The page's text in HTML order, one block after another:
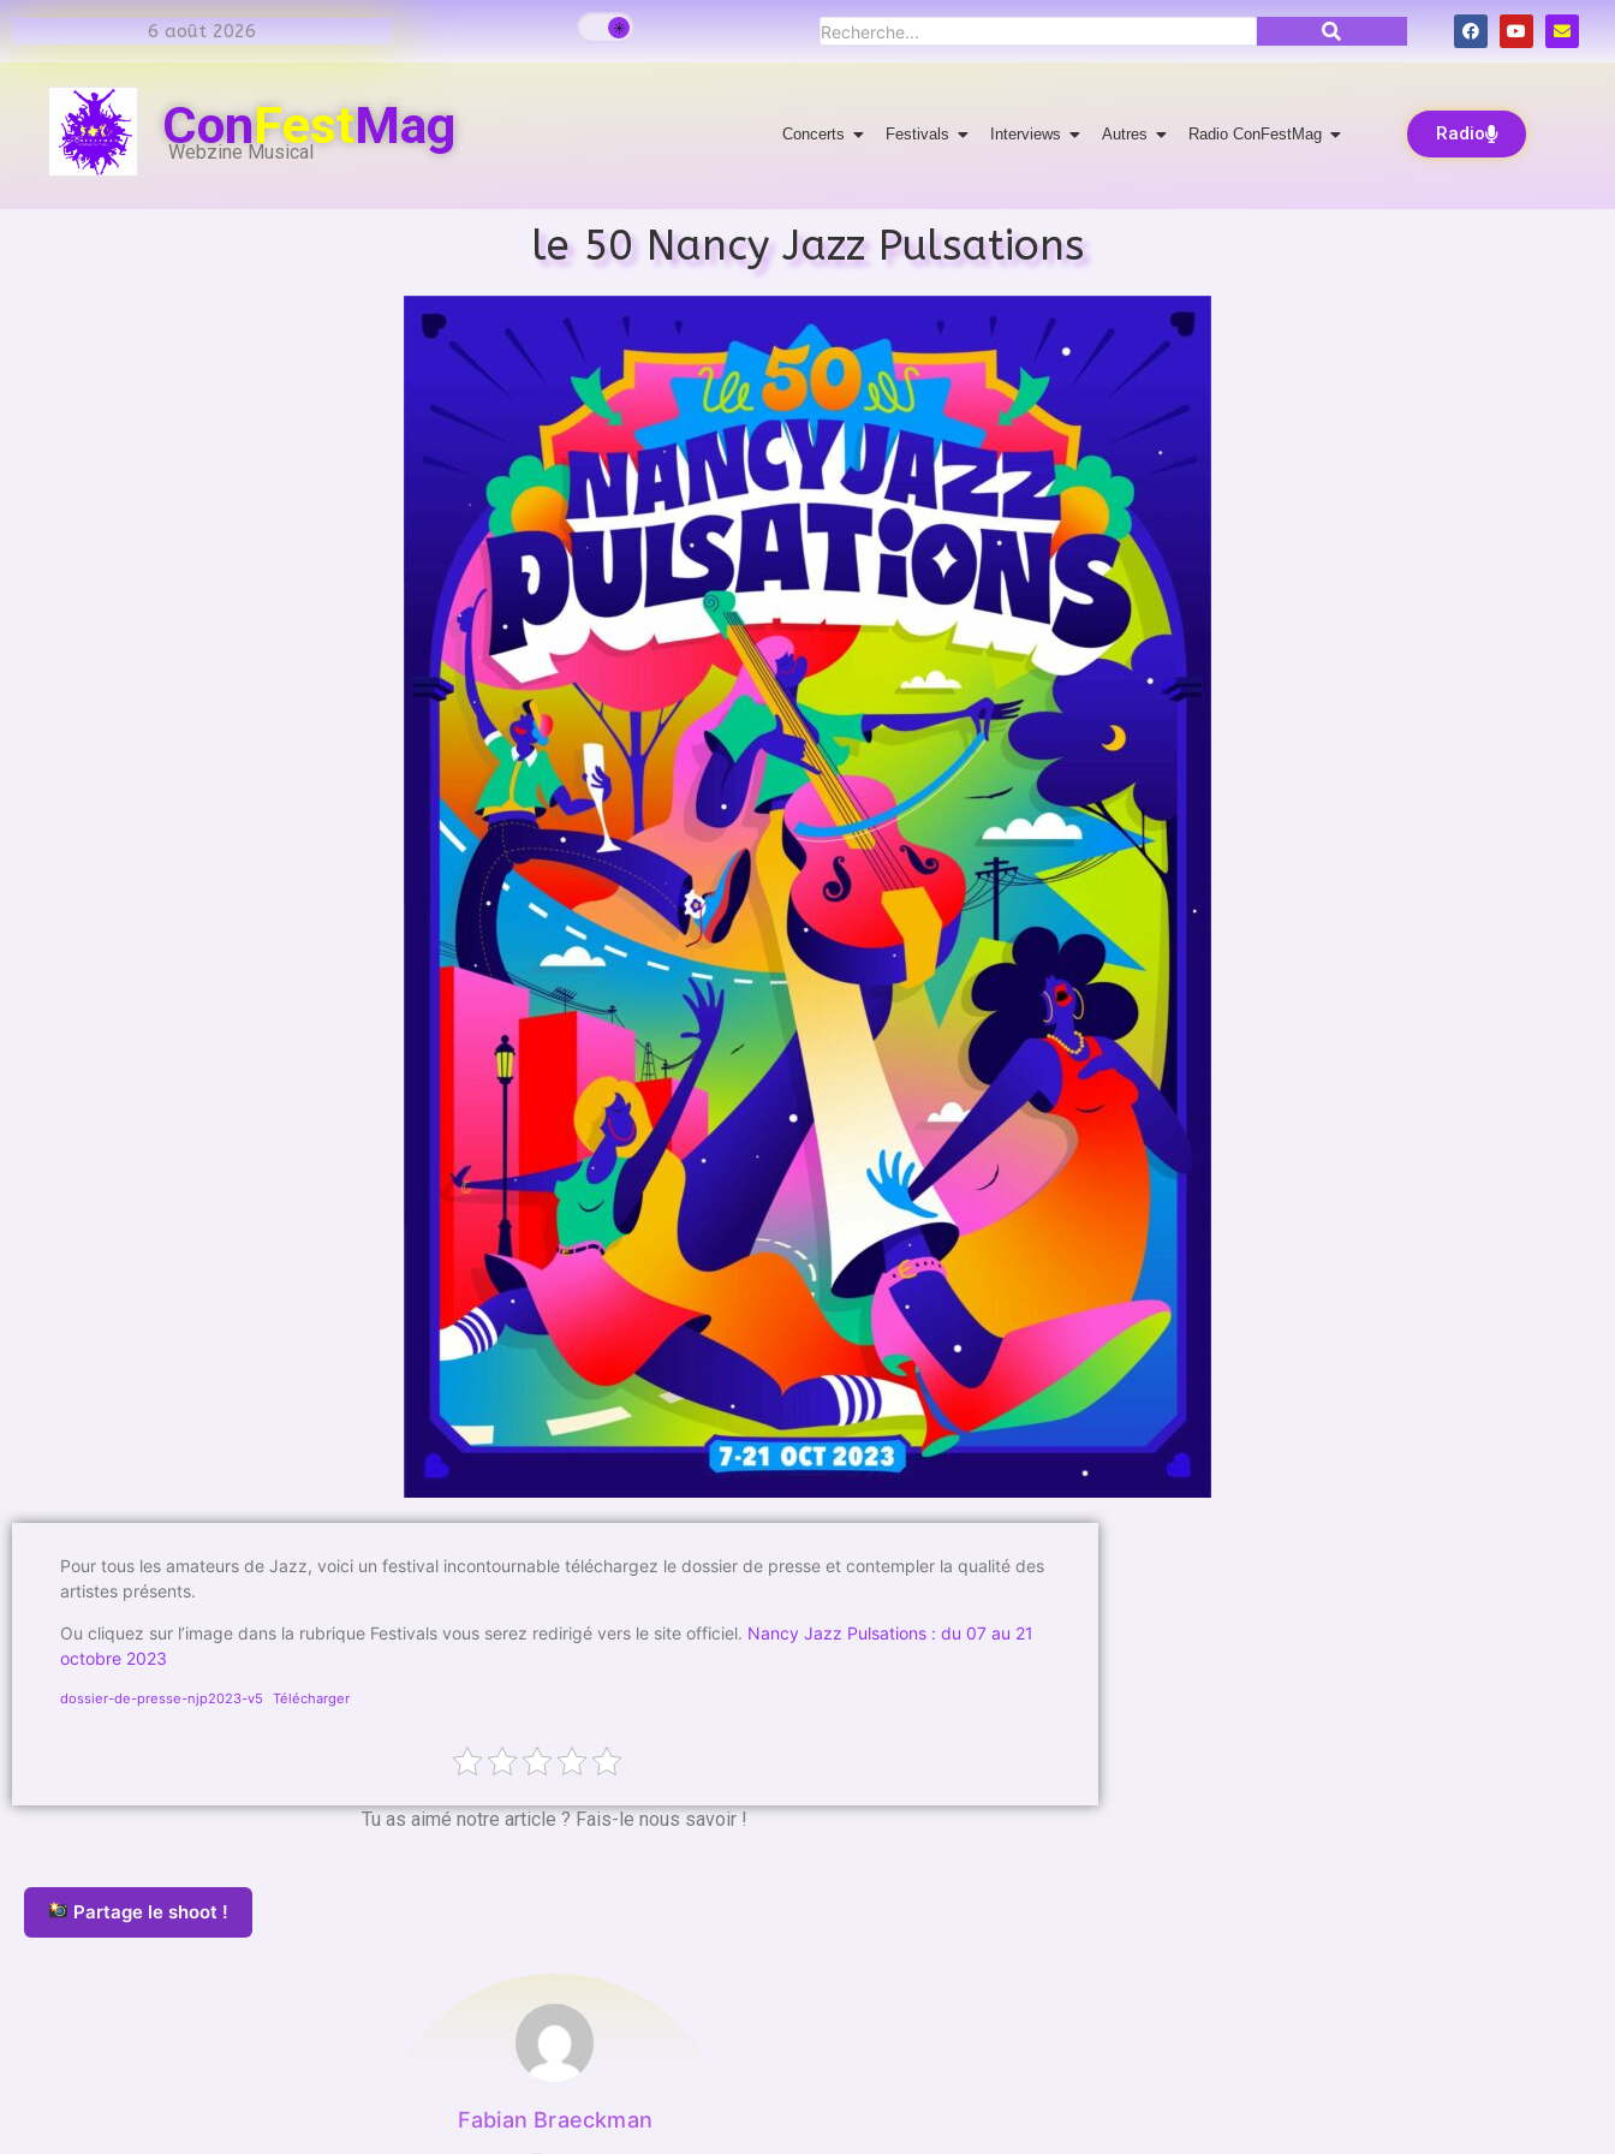
6 août 2026
ConFestMag
Webzine Musical
Concerts Festivals Interviews Autres Radio ConFestMag Radio
le 50 Nancy Jazz Pulsations
Pour tous les amateurs de Jazz, voici un festival incontournable téléchargez le dossier de presse et contempler la qualité des
artistes présents.
Ou cliquez sur l’image dans la rubrique Festivals vous serez redirigé vers le site officiel. Nancy Jazz Pulsations : du 07 au 21
octobre 2023
dossier-de-presse-njp2023-v5 Télécharger
Tu as aimé notre article ? Fais-le nous savoir !
Partage le shoot !
Fabian Braeckman